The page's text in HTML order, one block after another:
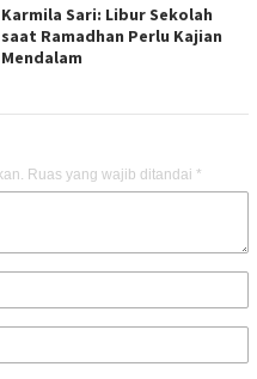
Karmila Sari: Libur Sekolah
saat Ramadhan Perlu Kajian
Mendalam
Ruas yang wajib ditandai *